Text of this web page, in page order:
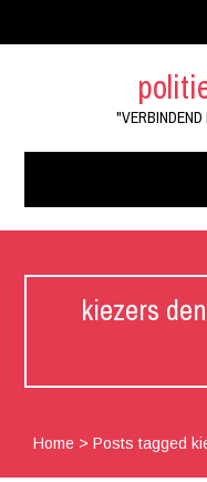
"VERBINDEND
kiezers
Home >Posts tagged